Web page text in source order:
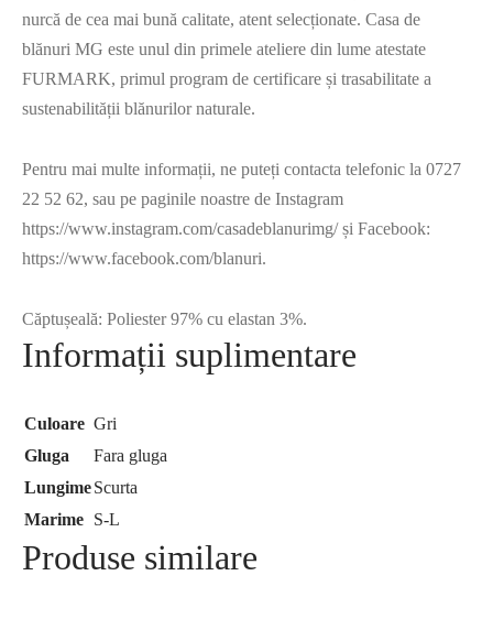
nurcă de cea mai bună calitate, atent selecționate. Casa de
blănuri MG este unul din primele ateliere din lume atestate
FURMARK, primul program de certificare și trasabilitate a
sustenabilității blănurilor naturale.
Pentru mai multe informații, ne puteți contacta telefonic la 0727
22 52 62, sau pe paginile noastre de Instagram
https://www.instagram.com/casadeblanurimg/ și Facebook:
https://www.facebook.com/blanuri.
Căptușeală: Poliester 97% cu elastan 3%.
Informații suplimentare
Culoare Gri
Gluga
Fara gluga
LungimeScurta
Marime S-L
Produse similare